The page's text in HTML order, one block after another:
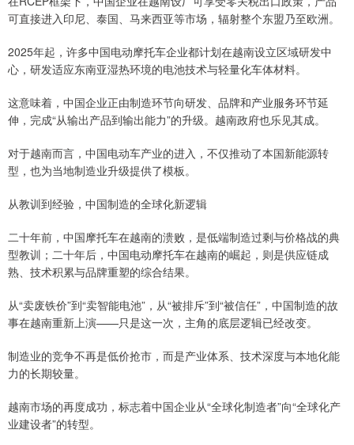
可直接进入印尼、泰国、马来西亚等市场，辐射整个东盟乃至欧洲。
2025年起，许多中国电动摩托车企业都计划在越南设立区域研发中
心，研发适应东南亚湿热环境的电池技术与轻量化车体材料。
这意味着，中国企业正由制造环节向研发、品牌和产业服务环节延
伸，完成“从输出产品到输出能力”的升级。越南政府也乐见其成。
对于越南而言，中国电动车产业的进入，不仅推动了本国新能源转
型，也为当地制造业升级提供了模板。
从教训到经验，中国制造的全球化新逻辑
二十年前，中国摩托车在越南的溃败，是低端制造过剩与价格战的典
型教训；二十年后，中国电动摩托车在越南的崛起，则是供应链成
熟、技术积累与品牌重塑的综合结果。
从“卖废铁价”到“卖智能电池”，从“被排斥”到“被信任”，中国制造的故
事在越南重新上演——只是这一次，主角的底层逻辑已经改变。
制造业的竞争不再是低价抢市，而是产业体系、技术深度与本地化能
力的长期较量。
越南市场的再度成功，标志着中国企业从“全球化制造者”向“全球化产
业建设者”的转型。